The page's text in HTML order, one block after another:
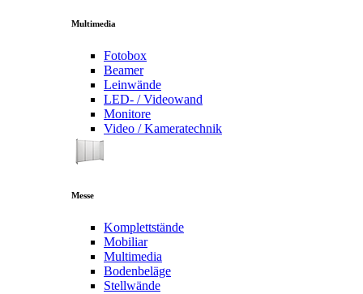
Multimedia
Fotobox
Beamer
Leinwände
LED- / Videowand
Monitore
Video / Kameratechnik
Messe
Komplettstände
Mobiliar
Multimedia
Bodenbeläge
Stellwände